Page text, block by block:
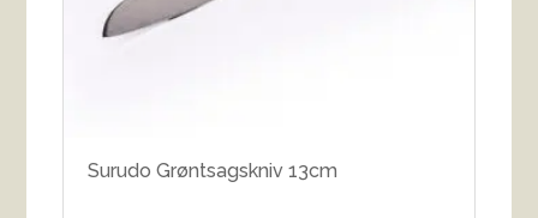
Surudo Grøntsagskniv 13cm